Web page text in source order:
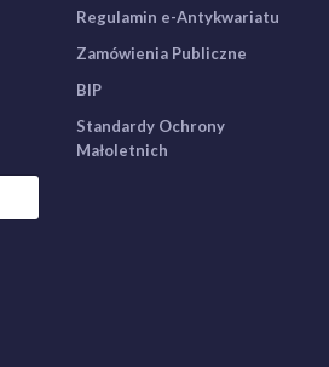
Regulamin e-Antykwariatu
Zamówienia Publiczne
BIP
Standardy Ochrony
Małoletnich